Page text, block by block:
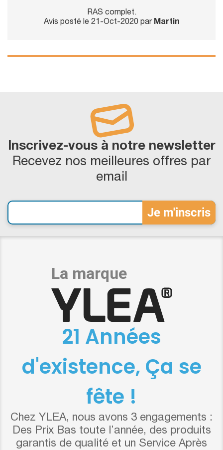
RAS complet.
Avis posté le 21-Oct-2020 par Martin
Inscrivez-vous à notre newsletter
Recevez nos meilleures offres par
email
21 Années
d'existence, Ça se
fête !
Chez YLEA, nous avons 3 engagements :
Des Prix Bas toute l’année, des produits
garantis de qualité et un Service Après